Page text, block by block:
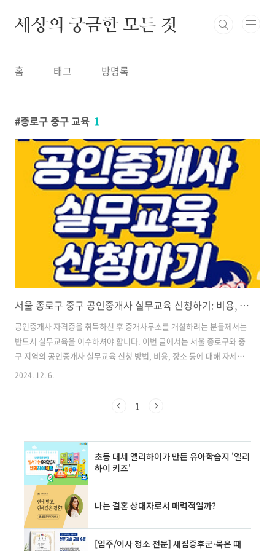
세상의 궁금한 모든 것
홈 태그 방명록
종로구 중구 교육 1
서울 종로구 중구 공인중개사 실무교육 신청하기: 비용, 장소, 절차 안내
공인중개사 자격증을 취득하신 후 중개사무소를 개설하려는 분들께서는
반드시 실무교육을 이수하셔야 합니다. 이번 글에서는 서울 종로구와 중
구 지역의 공인중개사 실무교육 신청 방법, 비용, 장소 등에 대해 자세히
알아보겠습니다. 공인중개사 실무교육의 중요성 공인중개사 실무교육
을 통해 실제 업무에 필요한 실무 지식과 윤리의식을 함양할 수 있습니
및 실무- 부동산 거래 계약서 작성법- 부동산 세무 및 등기 실무- 부동산
분쟁 사례 및 해결 방안- 부동산 중개 윤리 ✅실무교육으로 전문성을 높
이세요! 한국..
2024. 12. 6.
1